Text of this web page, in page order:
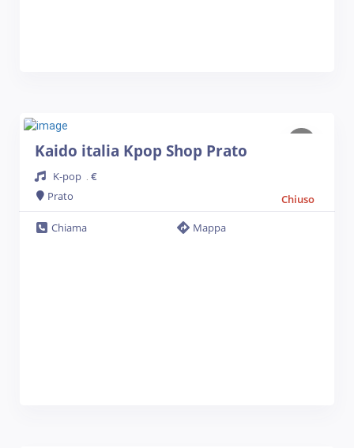
Kaido italia Kpop Shop Prato
K-pop . €
Prato
Chiuso
Chiama
Mappa